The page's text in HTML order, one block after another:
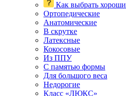
Как выбрать
Ортопедические
Анатомические
В скрутке
Латексные
Кокосовые
Из ППУ
С памятью формы
Для большого веса
Недорогие
Класс «ЛЮКС»